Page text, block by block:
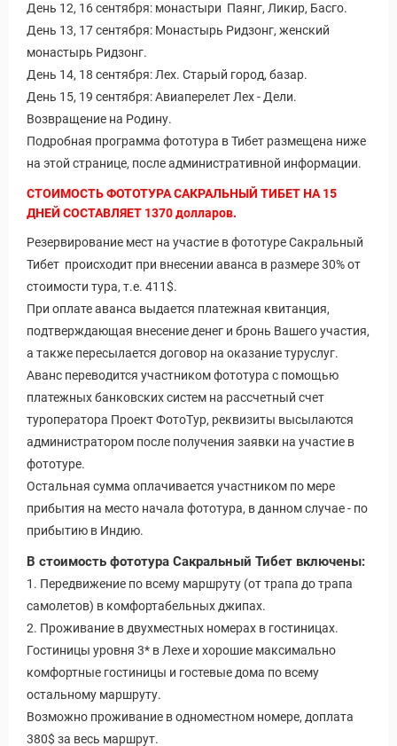
День 12, 16 сентября: монастыри Паянг, Ликир, Басго.
День 13, 17 сентября: Монастырь Ридзонг, женский
монастырь Ридзонг.
День 14, 18 сентября: Лех. Старый город, базар.
День 15, 19 сентября: Авиаперелет Лех - Дели.
Возвращение на Родину.
Подробная программа фототура в Тибет размещена ниже
на этой странице, после административной информации.
СТОИМОСТЬ ФОТОТУРА САКРАЛЬНЫЙ ТИБЕТ НА 15
ДНЕЙ СОСТАВЛЯЕТ 1370 долларов.
Резервирование мест на участие в фототуре Сакральный
Тибет происходит при внесении аванса в размере 30% от
стоимости тура, т.е. 411$.
При оплате аванса выдается платежная квитанция,
подтверждающая внесение денег и бронь Вашего участия,
а также пересылается договор на оказание туруслуг.
Аванс переводится участником фототура с помощью
платежных банковских систем на рассчетный счет
туроператора Проект ФотоТур, реквизиты высылаются
администратором после получения заявки на участие в
фототуре.
Остальная сумма оплачивается участником по мере
прибытия на место начала фототура, в данном случае - по
прибытию в Индию.
В стоимость фототура Сакральный Тибет включены:
1. Передвижение по всему маршруту (от трапа до трапа
самолетов) в комфортабельных джипах.
2. Проживание в двухместных номерах в гостиницах.
Гостиницы уровня 3* в Лехе и хорошие максимально
комфортные гостиницы и гостевые дома по всему
остальному маршруту.
Возможно проживание в одноместном номере, доплата
380$ за весь маршрут.